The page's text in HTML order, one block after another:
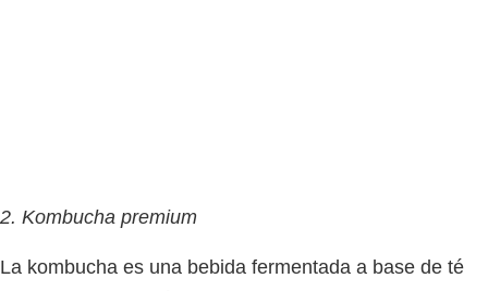
2. Kombucha premium
La kombucha es una bebida fermentada a base de té